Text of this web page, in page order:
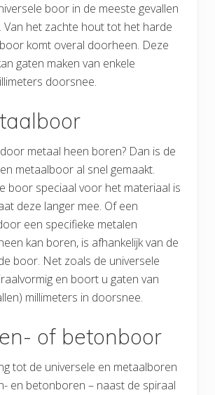
boor in de meeste gevallen
Van het zachte hout tot het harde
komt overal doorheen. Deze
gaten maken van enkele
doorsnee.
metaal heen boren? Dan is de
metaalboor al snel gemaakt.
boor speciaal voor het materiaal is
deze langer mee. Of een
een specifieke metalen
kan boren, is afhankelijk van de
boor. Net zoals de universele
en boort u gaten van
millimeters in doorsnee.
of betonboor
tot de universele en metaalboren
en betonboren – naast de spiraal